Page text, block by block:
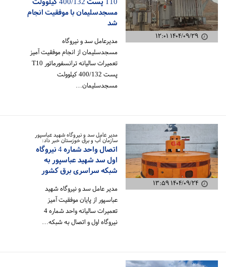
۱۴۰۴/۰۹/۲۹ ۱۲:۰۱
مسجدسلیمان با موفقیت انجام
شد
مدیرعامل سد و نیروگاه
مسجدسلیمان از انجام موفقیت آمیز
تعمیرات سالیانه ترانسفورماتور T10
پست 400/132 کیلوولت
مسجدسلیمان…
۱۴۰۴/۰۹/۲۴ ۱۳:۵۹
مدیر عامل سد و نیروگاه شهید عباسپور
سازمان آب و برق خوزستان خبر داد:
اتصال واحد شماره 4 نیروگاه
اول سد شهید عباسپور به
شبکه سراسری برق کشور
مدیر عامل سد و نیروگاه شهید
عباسپور از پایان موفقیت آمیز
تعمیرات سالیانه واحد شماره 4
نیروگاه اول و اتصال به شبکه…